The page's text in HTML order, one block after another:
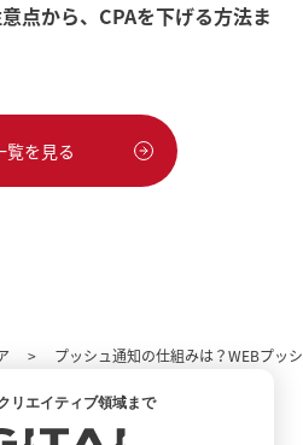
点から、CPAを下げる方法ま
覧を見る
プッシュ通知の仕組みは？WEBプッ
リエイティブ領域まで